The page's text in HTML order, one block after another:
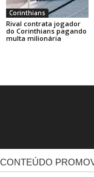
Corinthians
Rival contrata jogador
do Corinthians pagando
multa milionária